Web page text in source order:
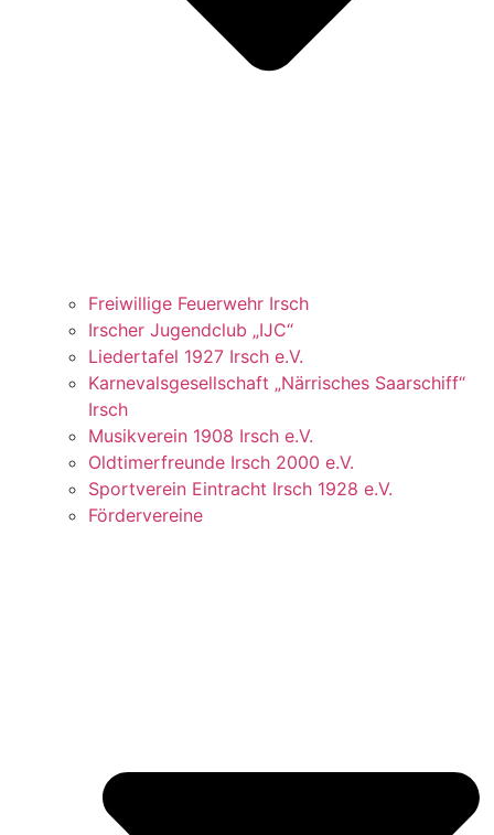
Freiwillige Feuerwehr Irsch
Irscher Jugendclub „IJC“
Liedertafel 1927 Irsch e.V.
Karnevalsgesellschaft „Närrisches Saarschiff“
Irsch
Musikverein 1908 Irsch e.V.
Oldtimerfreunde Irsch 2000 e.V.
Sportverein Eintracht Irsch 1928 e.V.
Fördervereine